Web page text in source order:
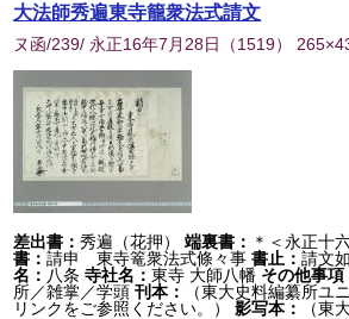
大法師秀遍東寺籠衆法式請文
ヌ函/239/ 永正16年7月28日 （1519）
差出書：秀遍（花押） 端裏書： ＊＜永正十
書：請申 東寺篭衆法式條々事書止：請文
名： 八条 寺社名：東寺 大師八幡 その他事項
所／雑掌／学頭刊本：
（東大史料編纂所ユ
リンクをご参照ください。）
影写本： （東